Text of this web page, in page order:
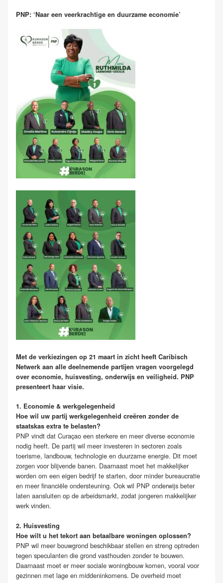
PNP: ‘Naar een veerkrachtige en duurzame economie’
Met de verkiezingen op 21 maart in zicht heeft Caribisch
Netwerk aan alle deelnemende partijen vragen voorgelegd
over economie, huisvesting, onderwijs en veiligheid. PNP
presenteert haar visie.
1. Economie & werkgelegenheid
Hoe wil uw partij werkgelegenheid creëren zonder de
staatskas extra te belasten?
PNP vindt dat Curaçao een sterkere en meer diverse economie
nodig heeft. De partij wil meer investeren in sectoren zoals
toerisme, landbouw, technologie en duurzame energie. Dit moet
zorgen voor blijvende banen. Daarnaast moet het makkelijker
worden om een eigen bedrijf te starten, door minder bureaucratie
en meer financiële ondersteuning. Ook wil PNP onderwijs beter
laten aansluiten op de arbeidsmarkt, zodat jongeren makkelijker
werk vinden.
2. Huisvesting
Hoe wilt u het tekort aan betaalbare woningen oplossen?
PNP wil meer bouwgrond beschikbaar stellen en streng optreden
tegen speculanten die grond vasthouden zonder te bouwen.
Daarnaast moet er meer sociale woningbouw komen, vooral voor
gezinnen met lage en middeninkomens. De overheid moet